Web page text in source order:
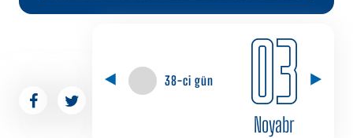
38-ci gün 03
Noyabr